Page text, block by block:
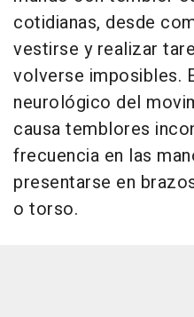
cotidianas, desde
vestirse y realizar
volverse imposibles.
neurológico del
causa temblores
frecuencia en las
presentarse en
o torso.